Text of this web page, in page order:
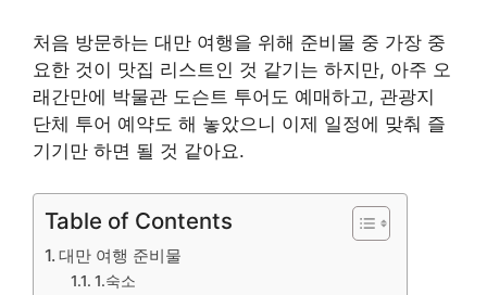
처음 방문하는 대만 여행을 위해 준비물 중 가장 중
요한 것이 맛집 리스트인 것 같기는 하지만, 아주 오
래간만에 박물관 도슨트 투어도 예매하고, 관광지
단체 투어 예약도 해 놓았으니 이제 일정에 맞춰 즐
기기만 하면 될 것 같아요.
Table of Contents
대만 여행 준비물
1.숙소